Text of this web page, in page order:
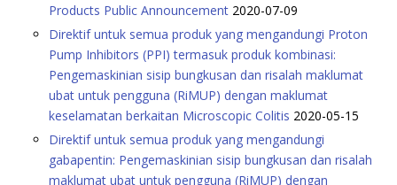
Products Public Announcement 2020-07-09
Direktif untuk semua produk yang mengandungi Proton
Pump Inhibitors (PPI) termasuk produk kombinasi:
Pengemaskinian sisip bungkusan dan risalah maklumat
ubat untuk pengguna (RiMUP) dengan maklumat
keselamatan berkaitan Microscopic Colitis 2020-05-15
Direktif untuk semua produk yang mengandungi
gabapentin: Pengemaskinian sisip bungkusan dan risalah
maklumat ubat untuk pengguna (RiMUP) dengan